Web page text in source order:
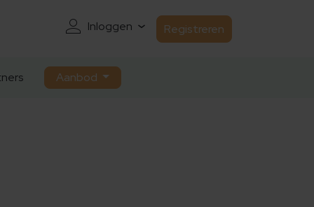
Inloggen Registreren
Aanbod